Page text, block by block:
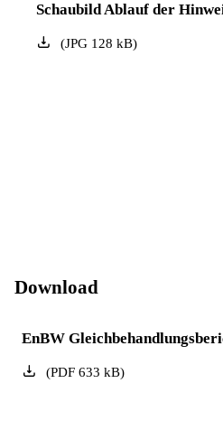
Schaubild Ablauf der
(JPG128 kB)
Download
EnBW
(PDF633 kB)